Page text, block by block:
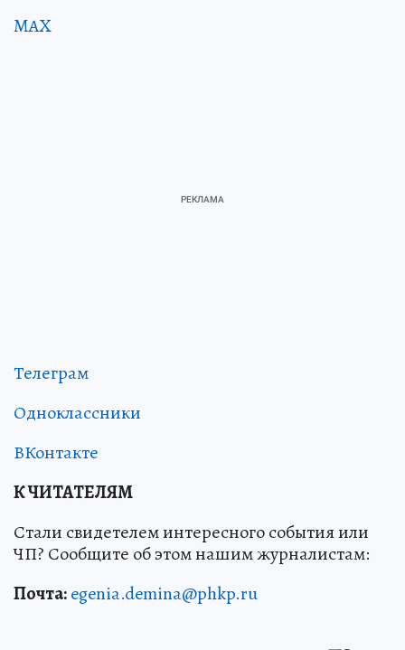
MAX
Телеграм
Одноклассники
ВКонтакте
К ЧИТАТЕЛЯМ
Стали свидетелем интересного события или
ЧП? Сообщите об этом нашим журналистам:
Почта:egenia.demina@phkp.ru